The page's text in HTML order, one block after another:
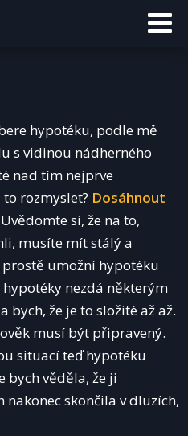
hypotéku, podle mě
s vidinou nádherného
nad tím nejprve
rozmyslet? Dosáhnout
si, že na to,
musíte mít stálý a
umožní hypotéku
nezdá některým
bych, že je to složité až až.
musí být připravený.
situací teď hypotéku
bych věděla, že ji
nakonec skončila v dluzích,